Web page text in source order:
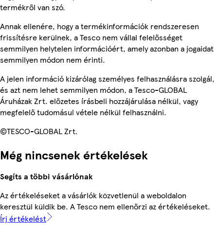
termékről van szó.
Annak ellenére, hogy a termékinformációk rendszeresen
frissítésre kerülnek, a Tesco nem vállal felelősséget
semmilyen helytelen információért, amely azonban a jogaidat
semmilyen módon nem érinti.
A jelen információ kizárólag személyes felhasználásra szolgál,
és azt nem lehet semmilyen módon, a Tesco-GLOBAL
Áruházak Zrt. előzetes írásbeli hozzájárulása nélkül, vagy
megfelelő tudomásul vétele nélkül felhasználni.
©TESCO-GLOBAL Zrt.
Még nincsenek értékelések
Segíts a többi vásárlónak
Az értékeléseket a vásárlók közvetlenül a weboldalon
keresztül küldik be. A Tesco nem ellenőrzi az értékeléseket.
Írj értékelést